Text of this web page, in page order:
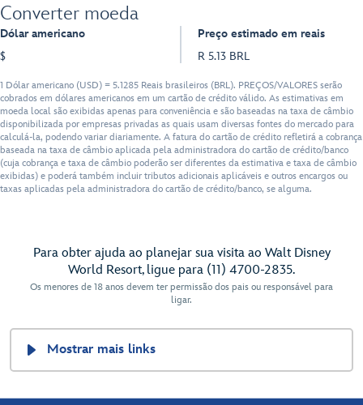
Converter moeda
Dólar americano
$
Preço estimado em reais
R 5.13 BRL
1 Dólar americano (USD) = 5.1285 Reais brasileiros (BRL). PREÇOS/VALORES serão
cobrados em dólares americanos em um cartão de crédito válido. As estimativas em
moeda local são exibidas apenas para conveniência e são baseadas na taxa de câmbio
disponibilizada por empresas privadas as quais usam diversas fontes do mercado para
calculá-la, podendo variar diariamente. A fatura do cartão de crédito refletirá a cobrança
baseada na taxa de câmbio aplicada pela administradora do cartão de crédito/banco
(cuja cobrança e taxa de câmbio poderão ser diferentes da estimativa e taxa de câmbio
exibidas) e poderá também incluir tributos adicionais aplicáveis e outros encargos ou
taxas aplicadas pela administradora do cartão de crédito/banco, se alguma.
Para obter ajuda ao planejar sua visita ao Walt Disney
World Resort, ligue para (11) 4700-2835.
Os menores de 18 anos devem ter permissão dos pais ou responsável para
ligar.
Mostrar mais links